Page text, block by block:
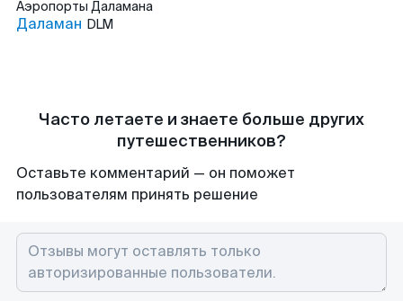
Аэропорты Даламана
Даламан DLM
Часто летаете и знаете больше других
путешественников?
Оставьте комментарий — он поможет
пользователям принять решение